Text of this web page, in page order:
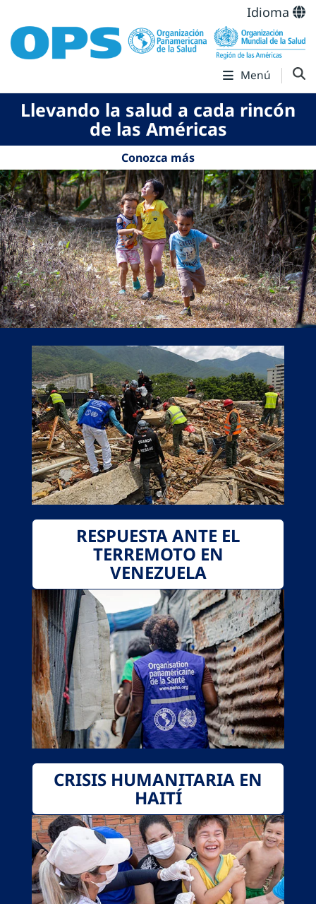
Idioma
Menú
Llevando la salud a cada rincón
de las Américas
Conozca más
RESPUESTA ANTE EL
TERREMOTO EN
VENEZUELA
CRISIS HUMANITARIA EN
HAITÍ